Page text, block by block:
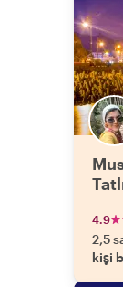
4.9
2,5
kişi